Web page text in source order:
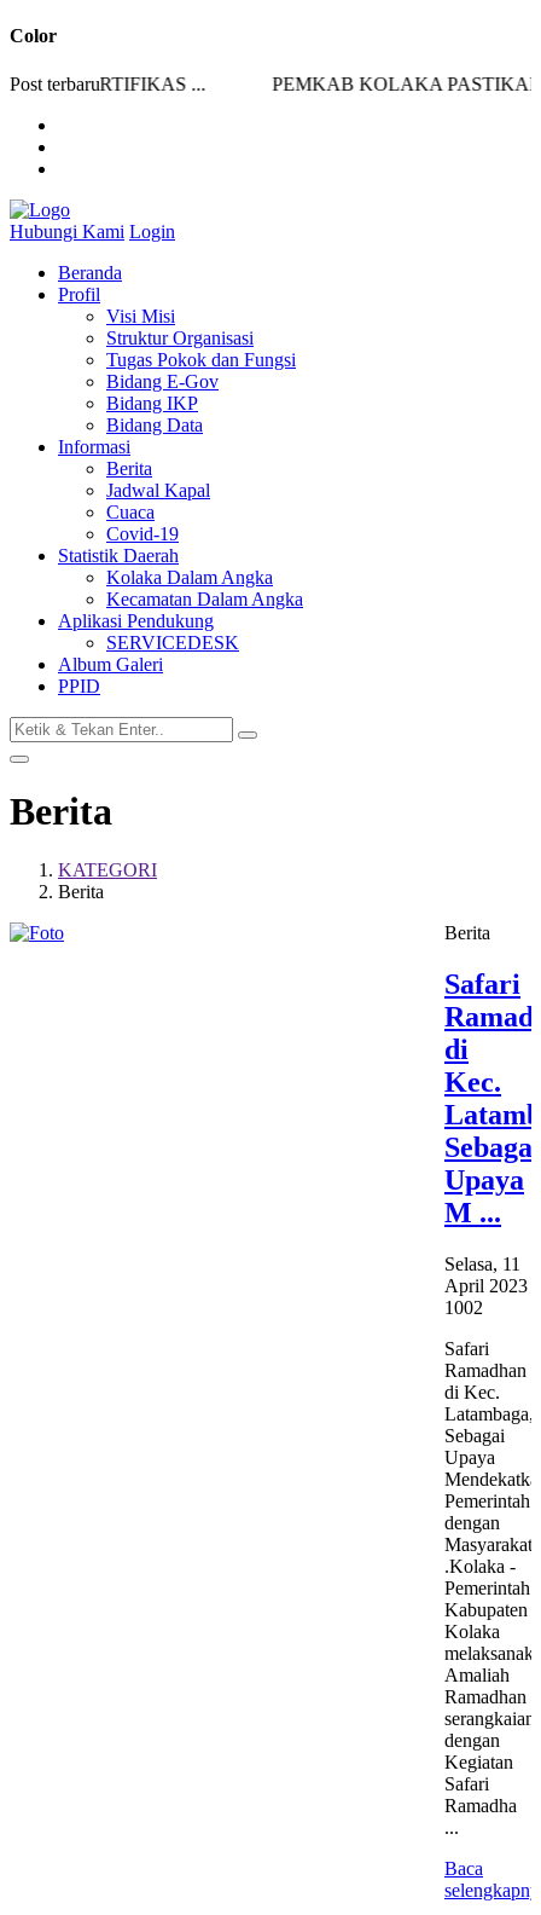
Color
Post terbaru
SERTIFIKAS ... PEMKAB KOLAKA PASTIKAN
Hubungi Kami Login
Beranda
Profil
Visi Misi
Struktur Organisasi
Tugas Pokok dan Fungsi
Bidang E-Gov
Bidang IKP
Bidang Data
Informasi
Berita
Jadwal Kapal
Cuaca
Covid-19
Statistik Daerah
Kolaka Dalam Angka
Kecamatan Dalam Angka
Aplikasi Pendukung
SERVICEDESK
Album Galeri
PPID
Berita
KATEGORI
Berita
Berita
Safari
di
Kec.
Sebagai
Upaya
M ...
Selasa, 11
April 2023
1002
Safari
Ramadhan
di Kec.
Latambaga,
Sebagai
Upaya
Pemerintah
dengan
Masyarakat
.Kolaka -
Pemerintah
Kabupaten
Kolaka
Amaliah
Ramadhan
serangkaian
dengan
Kegiatan
Safari
Ramadha
...
Baca